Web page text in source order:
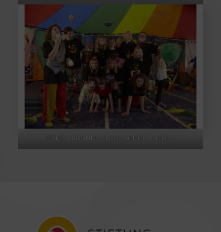
©Kreisverband der Arbeiterwohlfahrt Börde e.V.